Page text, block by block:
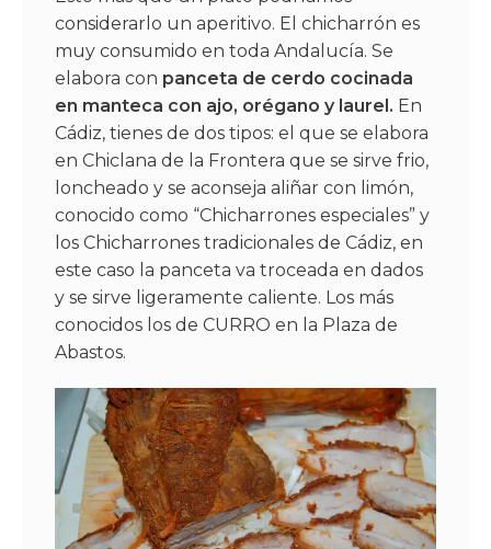
considerarlo un aperitivo. El chicharrón es
muy consumido en toda Andalucía. Se
elabora con panceta de cerdo cocinada
en manteca con ajo, orégano y laurel. En
Cádiz, tienes de dos tipos: el que se elabora
en Chiclana de la Frontera que se sirve frio,
loncheado y se aconseja aliñar con limón,
conocido como “Chicharrones especiales” y
los Chicharrones tradicionales de Cádiz, en
este caso la panceta va troceada en dados
y se sirve ligeramente caliente. Los más
conocidos los de CURRO en la Plaza de
Abastos.